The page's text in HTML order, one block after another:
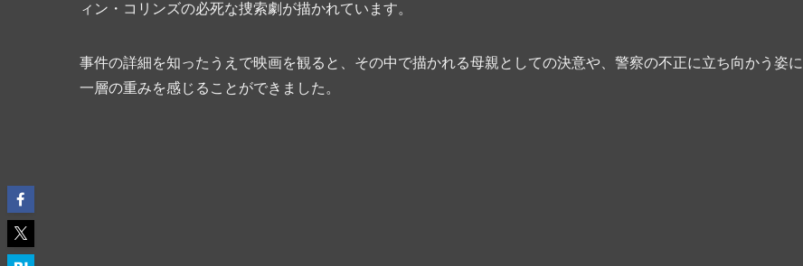
ィン・コリンズの必死な捜索劇が描かれています。
事件の詳細を知ったうえで映画を観ると、その中で描かれる母親としての決意や、警察の不正に立ち向かう姿に
一層の重みを感じることができました。